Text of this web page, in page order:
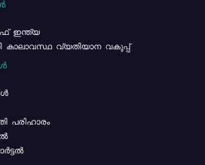
ഇന്ത്യ
കാലാവസ്ഥ വ്യതിയാന വകുപ്പ്
പരിഹാരം